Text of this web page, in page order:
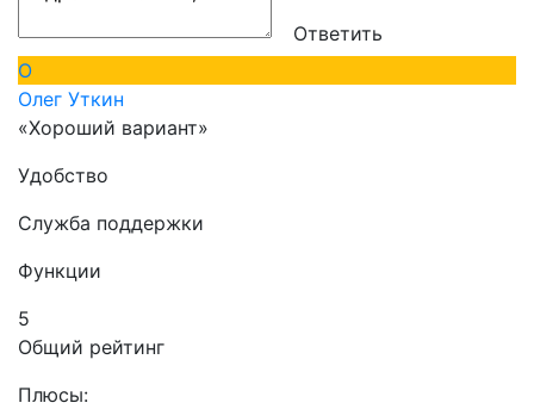
Ответить
О
Олег Уткин
«Хороший вариант»
Удобство
Служба поддержки
Функции
5
Общий рейтинг
Плюсы: